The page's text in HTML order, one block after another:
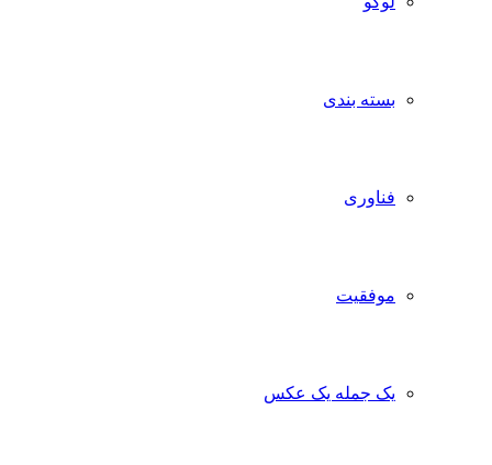
بسته بندی
فناوری
موفقیت
یک جمله یک عکس